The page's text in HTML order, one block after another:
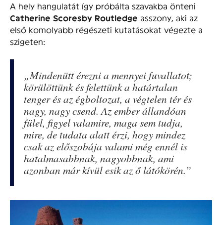
A hely hangulatát így próbálta szavakba önteni
Catherine Scoresby Routledge asszony, aki az
első komolyabb régészeti kutatásokat végezte a
szigeten:
„Mindenütt érezni a mennyei fuvallatot;
körülöttünk és felettünk a határtalan
tenger és az égboltozat, a végtelen tér és
nagy, nagy csend. Az ember állandóan
fülel, figyel valamire, maga sem tudja,
mire, de tudata alatt érzi, hogy mindez
csak az előszobája valami még ennél is
hatalmasabbnak, nagyobbnak, ami
azonban már kívül esik az ő látókörén.”